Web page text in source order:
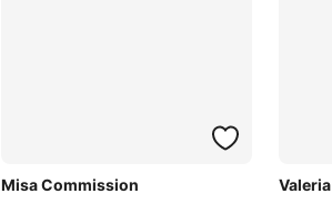
Misa Commission Valeria